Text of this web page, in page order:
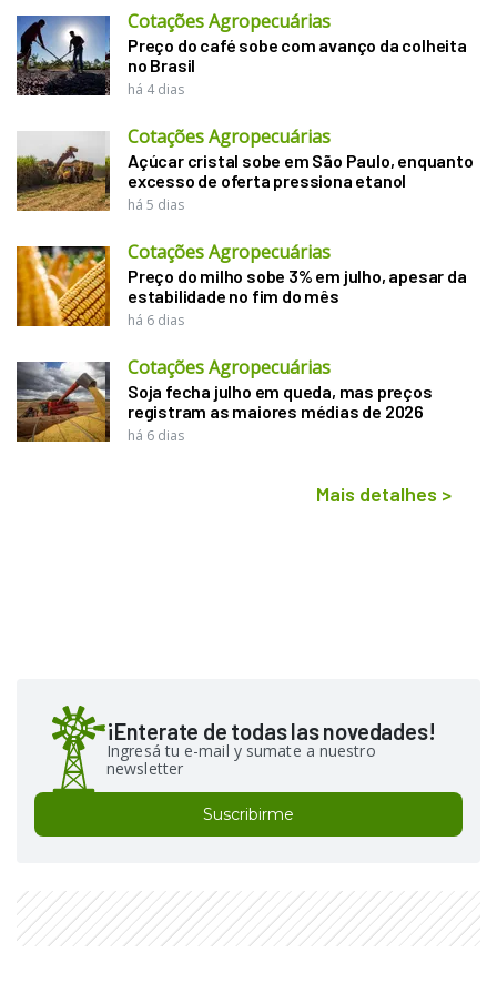
Cotações Agropecuárias
Preço do café sobe com avanço da colheita
no Brasil
há 4 dias
Cotações Agropecuárias
Açúcar cristal sobe em São Paulo, enquanto
excesso de oferta pressiona etanol
há 5 dias
Cotações Agropecuárias
Preço do milho sobe 3% em julho, apesar da
estabilidade no fim do mês
há 6 dias
Cotações Agropecuárias
Soja fecha julho em queda, mas preços
registram as maiores médias de 2026
há 6 dias
Mais detalhes >
¡Enterate de todas las novedades!
Ingresá tu e-mail y sumate a nuestro
newsletter
Suscribirme